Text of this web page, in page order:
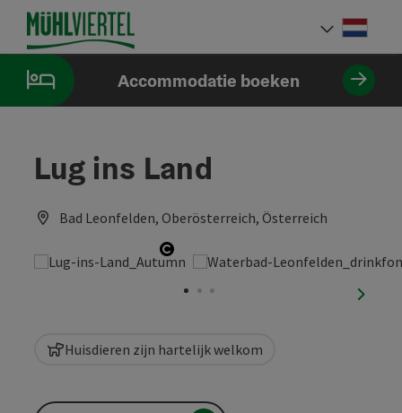
InhoudAccesskey
[0]
NavigatieAccesskey
[1]
PaginabeginAccesskey
[2]
Accommodatie boeken
Lug ins Land
Bad Leonfelden, Oberösterreich, Österreich
Start Copyright
Huisdieren zijn hartelijk welkom